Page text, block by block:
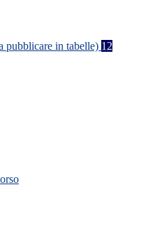
pubblicare in tabelle) 12